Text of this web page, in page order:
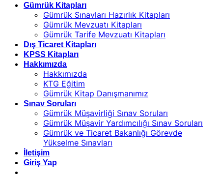
Gümrük Kitapları
Gümrük Sınavları Hazırlık Kitapları
Gümrük Mevzuatı Kitapları
Gümrük Tarife Mevzuatı Kitapları
Dış Ticaret Kitapları
KPSS Kitapları
Hakkımızda
Hakkımızda
KTG Eğitim
Gümrük Kitap Danışmanımız
Sınav Soruları
Gümrük Müşavirliği Sınav Soruları
Gümrük Müşavir Yardımcılığı Sınav Soruları
Gümrük ve Ticaret Bakanlığı Görevde
Yükselme Sınavları
İletişim
Giriş Yap